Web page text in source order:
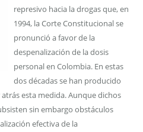
represivo hacia la drogas que, en
1994, la Corte Constitucional se
pronunció a favor de la
despenalización de la dosis
personal en Colombia. En estas
dos décadas se han producido
esta medida. Aunque dichos
sin embargo obstáculos
efectiva de la